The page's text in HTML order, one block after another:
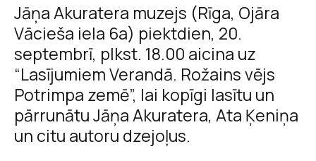
Jāņa Akuratera muzejs (Rīga, Ojāra
Vācieša iela 6a) piektdien, 20.
septembrī, plkst. 18.00 aicina uz
“Lasījumiem Verandā. Rožains vējs
Potrimpa zemē”, lai kopīgi lasītu un
pārrunātu Jāņa Akuratera, Ata Ķeniņa
un citu autoru dzejoļus.